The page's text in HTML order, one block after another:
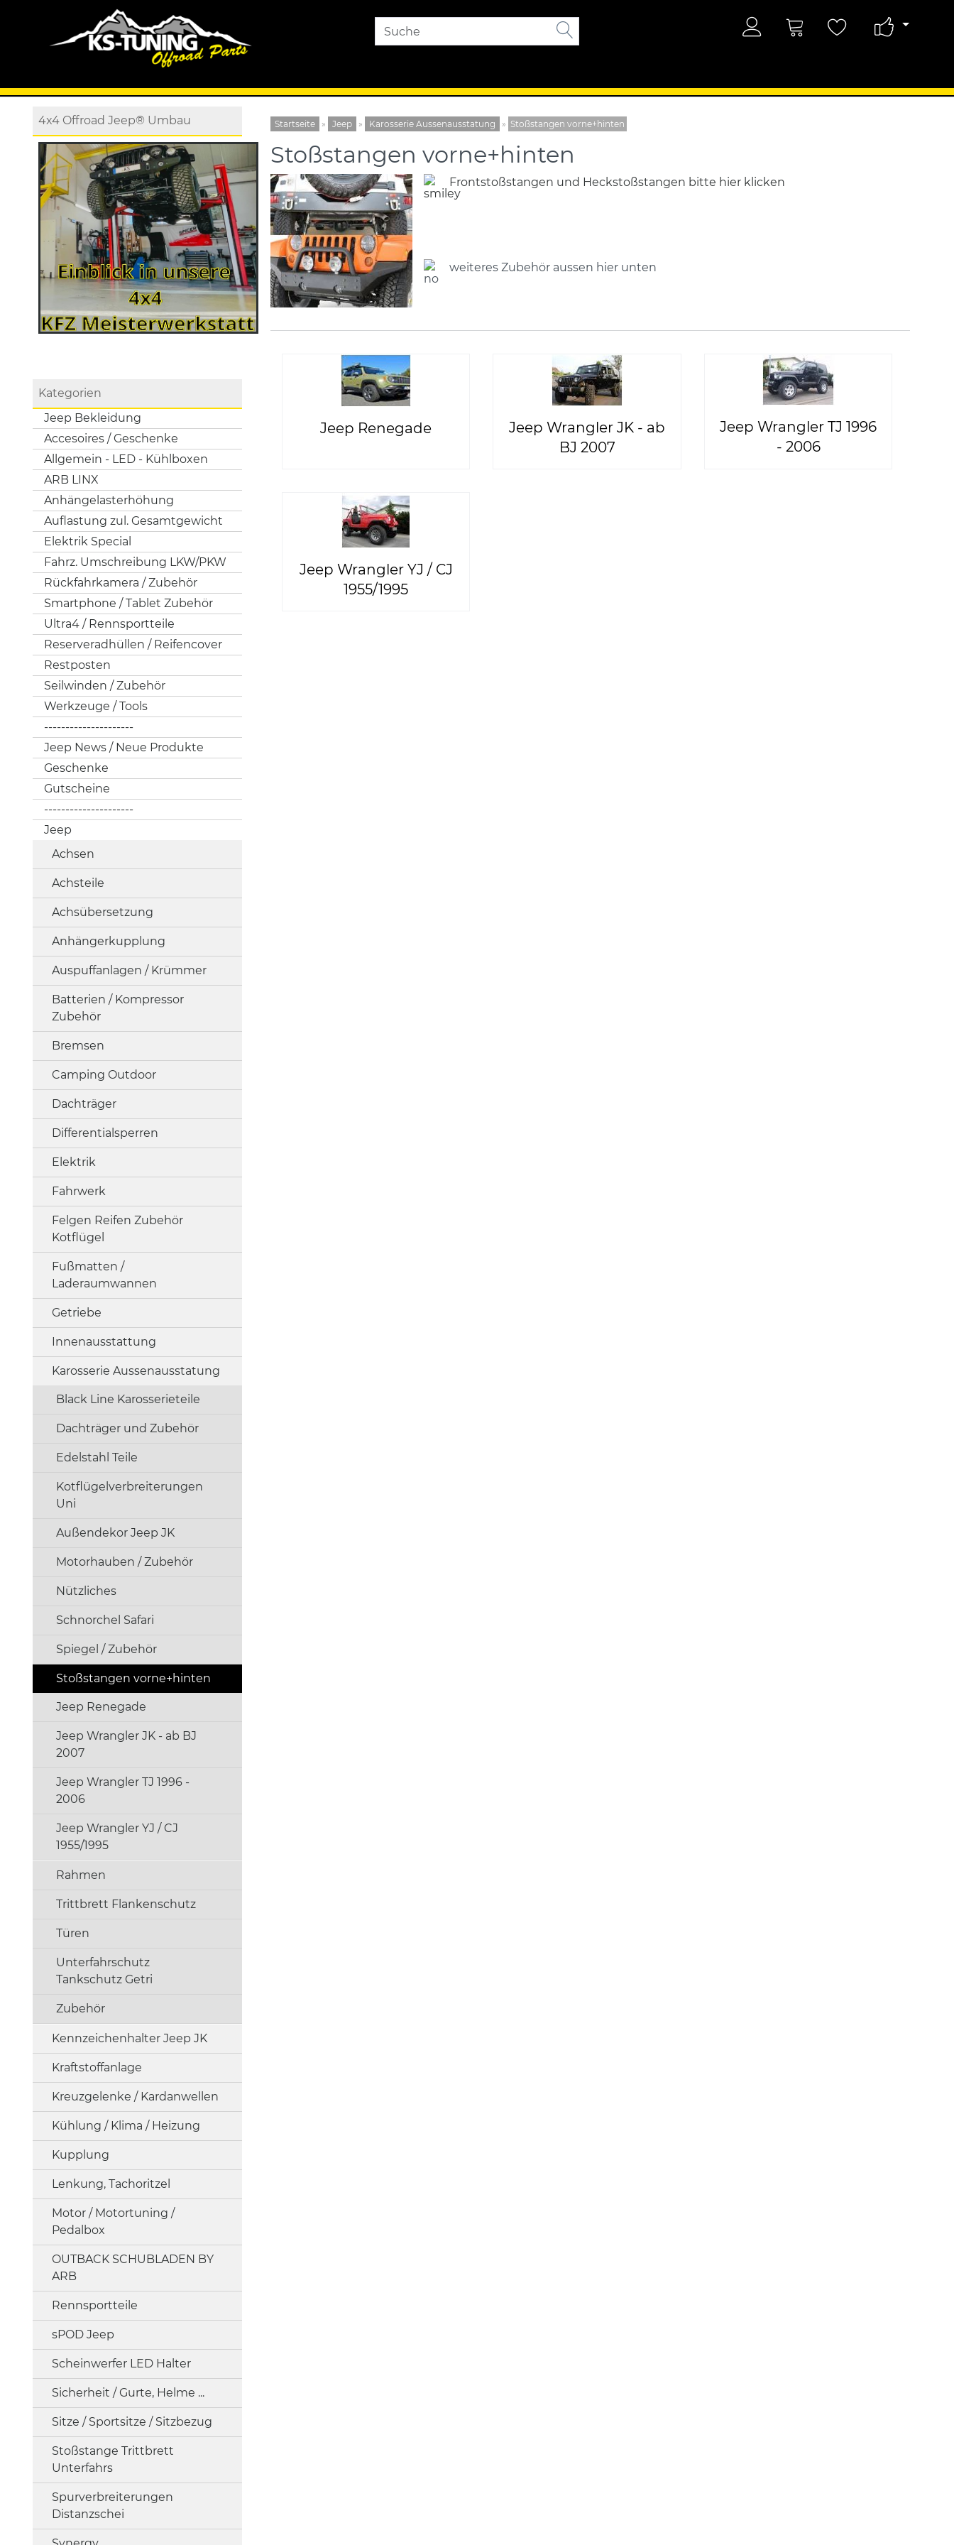
4x4 Offroad Jeep® Umbau
Kategorien
Jeep Bekleidung
Accesoires / Geschenke
Allgemein - LED - Kühlboxen
ARB LINX
Anhängelasterhöhung
Auflastung zul. Gesamtgewicht
Elektrik Special
Fahrz. Umschreibung LKW/PKW
Rückfahrkamera / Zubehör
Smartphone / Tablet Zubehör
Ultra4 / Rennsportteile
Reserveradhüllen / Reifencover
Restposten
Seilwinden / Zubehör
Werkzeuge / Tools
---------------------
Jeep News / Neue Produkte
Geschenke
Gutscheine
---------------------
Jeep
Achsen
Achsteile
Achsübersetzung
Anhängerkupplung
Auspuffanlagen / Krümmer
Batterien / Kompressor
Zubehör
Bremsen
Camping Outdoor
Dachträger
Differentialsperren
Elektrik
Fahrwerk
Felgen Reifen Zubehör
Kotflügel
Fußmatten /
Laderaumwannen
Getriebe
Innenausstattung
Karosserie Aussenausstatung
Black Line Karosserieteile
Dachträger und Zubehör
Edelstahl Teile
Kotflügelverbreiterungen
Uni
Außendekor Jeep JK
Motorhauben / Zubehör
Nützliches
Schnorchel Safari
Spiegel / Zubehör
Stoßstangen vorne+hinten
Jeep Renegade
Jeep Wrangler JK - ab BJ
2007
Jeep Wrangler TJ 1996 -
2006
Jeep Wrangler YJ / CJ
1955/1995
Rahmen
Trittbrett Flankenschutz
Türen
Unterfahrschutz
Tankschutz Getri
Zubehör
Kennzeichenhalter Jeep JK
Kraftstoffanlage
Kreuzgelenke / Kardanwellen
Kühlung / Klima / Heizung
Kupplung
Lenkung, Tachoritzel
Motor / Motortuning /
Pedalbox
OUTBACK SCHUBLADEN BY
ARB
Rennsportteile
sPOD Jeep
Scheinwerfer LED Halter
Sicherheit / Gurte, Helme ...
Sitze / Sportsitze / Sitzbezug
Stoßstange Trittbrett
Unterfahrs
Spurverbreiterungen
Distanzschei
Startseite » Jeep » Karosserie Aussenausstatung » Stoßstangen vorne+hinten
Stoßstangen vorne+hinten
Frontstoßstangen und Heckstoßstangen bitte hier klicken
weiteres Zubehör aussen hier unten
Jeep Renegade
Jeep Wrangler JK - ab
BJ 2007
Jeep Wrangler TJ 1996
- 2006
Jeep Wrangler YJ / CJ
1955/1995